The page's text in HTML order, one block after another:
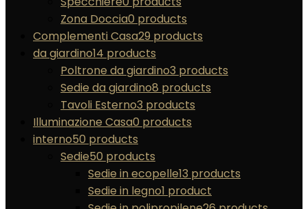
Zona Doccia0 products
Complementi Casa29 products
da giardino14 products
Poltrone da giardino3 products
Sedie da giardino8 products
Tavoli Esterno3 products
Illuminazione Casa0 products
interno50 products
Sedie50 products
Sedie in ecopelle13 products
Sedie in legno1 product